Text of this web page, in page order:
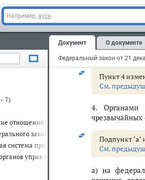
Например, аусн
7)
отношений в области защиты населения и
закона
система предупреждения и ликвидации
управления и сил единой
Документ О документе
также
3. Постоянно
населения и
Пункт 4
См.
4. Органами
чрезвычайных
Подпункт "а"
См.
а) на